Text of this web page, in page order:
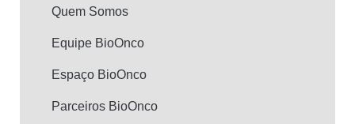
Quem Somos
Equipe BioOnco
Espaço BioOnco
Parceiros BioOnco